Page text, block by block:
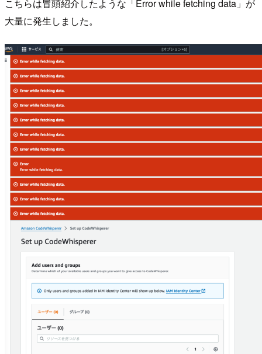
こちらは冒頭紹介したような「Error while fetching data」が
大量に発生しました。